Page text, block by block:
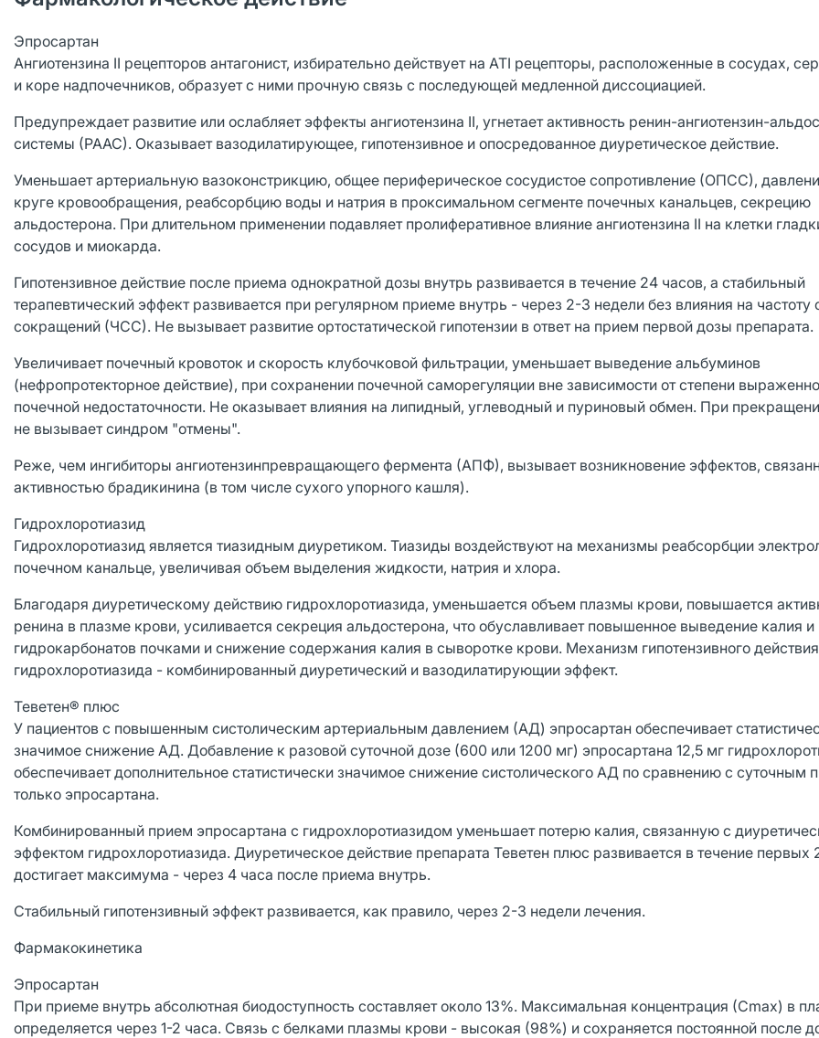
Эпросартан
Ангиотензина II рецепторов антагонист, избирательно действует на ATI рецепторы, расположенные в сосудах,
и коре надпочечников, образует с ними прочную связь с последующей медленной диссоциацией.
Предупреждает развитие или ослабляет эффекты ангиотензина II, угнетает активность ренин-ангиотензин-
системы (РААС). Оказывает вазодилатирующее, гипотензивное и опосредованное диуретическое действие.
Уменьшает артериальную вазоконстрикцию, общее периферическое сосудистое сопротивление (ОПСС),
круге кровообращения, реабсорбцию воды и натрия в проксимальном сегменте почечных канальцев, секрецию
альдостерона. При длительном применении подавляет пролиферативное влияние ангиотензина II на клетки
сосудов и миокарда.
Гипотензивное действие после приема однократной дозы внутрь развивается в течение 24 часов, а стабильный
терапевтический эффект развивается при регулярном приеме внутрь - через 2-3 недели без влияния на частоту
сокращений (ЧСС). Не вызывает развитие ортостатической гипотензии в ответ на прием первой дозы препарата.
Увеличивает почечный кровоток и скорость клубочковой фильтрации, уменьшает выведение альбуминов
(нефропротекторное действие), при сохранении почечной саморегуляции вне зависимости от степени
почечной недостаточности. Не оказывает влияния на липидный, углеводный и пуриновый обмен. При
не вызывает синдром "отмены".
Реже, чем ингибиторы ангиотензинпревращающего фермента (АПФ), вызывает возникновение эффектов,
активностью брадикинина (в том числе сухого упорного кашля).
Гидрохлоротиазид
Гидрохлоротиазид является тиазидным диуретиком. Тиазиды воздействуют на механизмы реабсорбции
почечном канальце, увеличивая объем выделения жидкости, натрия и хлора.
Благодаря диуретическому действию гидрохлоротиазида, уменьшается объем плазмы крови, повышается
ренина в плазме крови, усиливается секреция альдостерона, что обуславливает повышенное выведение калия и
гидрокарбонатов почками и снижение содержания калия в сыворотке крови. Механизм гипотензивного действия
гидрохлоротиазида - комбинированный диуретический и вазодилатирующии эффект.
Теветен® плюс
У пациентов с повышенным систолическим артериальным давлением (АД) эпросартан обеспечивает
значимое снижение АД. Добавление к разовой суточной дозе (600 или 1200 мг) эпросартана 12,5 мг
обеспечивает дополнительное статистически значимое снижение систолического АД по сравнению с суточным
только эпросартана.
Комбинированный прием эпросартана с гидрохлоротиазидом уменьшает потерю калия, связанную с
эффектом гидрохлоротиазида. Диуретическое действие препарата Теветен плюс развивается в течение первых
достигает максимума - через 4 часа после приема внутрь.
Стабильный гипотензивный эффект развивается, как правило, через 2-3 недели лечения.
Фармакокинетика
Эпросартан
При приеме внутрь абсолютная биодоступность составляет около 13%. Максимальная концентрация (Сmах) в
определяется через 1-2 часа. Связь с белками плазмы крови - высокая (98%) и сохраняется постоянной после